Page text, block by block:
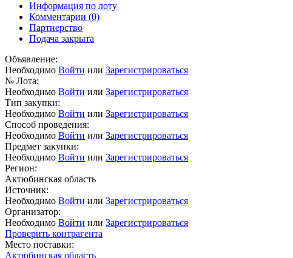
Информация по лоту
Комментарии (0)
Партнерство
Подача закрыта
Объявление:
Необходимо Войти или Зарегистрироваться
№ Лота:
Необходимо Войти или Зарегистрироваться
Тип закупки:
Необходимо Войти или Зарегистрироваться
Способ проведения:
Необходимо Войти или Зарегистрироваться
Предмет закупки:
Необходимо Войти или Зарегистрироваться
Регион:
Актюбинская область
Источник:
Необходимо Войти или Зарегистрироваться
Организатор:
Необходимо Войти или Зарегистрироваться
Проверить контрагента
Место поставки:
Актюбинская область